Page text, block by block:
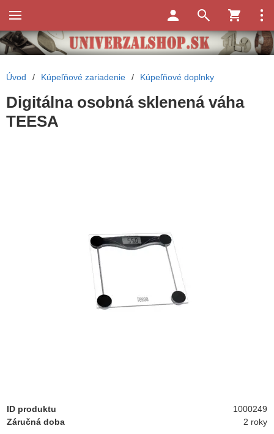
Úvod / Kúpeľňové zariadenie / Kúpeľňové doplnky
Digitálna osobná sklenená váha
TEESA
ID produktu
1000249
Záručná doba
2 roky